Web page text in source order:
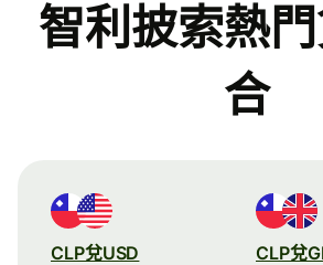
智利披索熱
合
CLP兌USD CLP兌